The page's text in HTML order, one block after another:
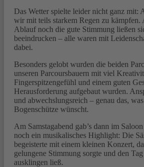
Das Wetter spielte leider nicht ganz mit:
wir mit teils starkem Regen zu kämpfen.
Ablauf noch die gute Stimmung ließen
beeindrucken – alle waren mit
dabei.
Besonders gelobt wurden die beiden
unseren Parcoursbauern mit viel
Fingerspitzengefühl und einem guten
Herausforderung aufgebaut wurden.
und abwechslungsreich – genau das,
Bogenschütze wünscht.
Am Samstagabend gab’s dann im
noch ein musikalisches Highlight: Die
begeisterte mit einem kleinen Konzert,
gelungene Stimmung sorgte und den
ausklingen ließ.